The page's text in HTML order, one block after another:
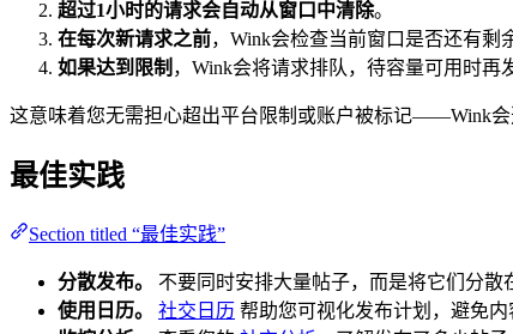
超过1小时的请求会自动从窗口中清除。
在每次新请求之前，Wink会检查当前窗口是否还有剩
如果达到限制 ，Wink会将请求排队，待容量可用时再
这意味着您无需担心超出平台限制或账户被标记——Wink会
最佳实践
Section titled “最佳实践”
分散发布。
不要同时安排大量帖子，而是将它们分散
使用日历。
社交日历 帮助您可视化发布计划，避免内